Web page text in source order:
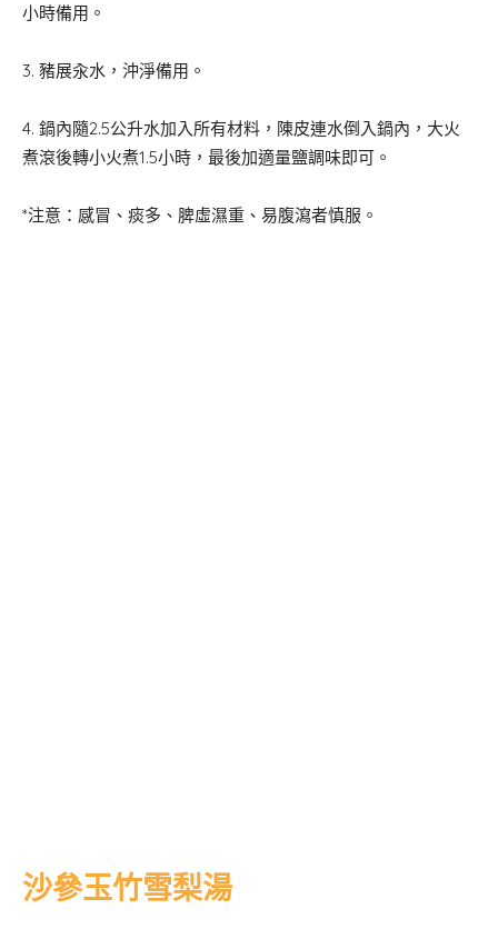
小時備用。
3. 豬展汆水，沖淨備用。
4. 鍋內隨2.5公升水加入所有材料，陳皮連水倒入鍋內，大火
煮滾後轉小火煮1.5小時，最後加適量鹽調味即可。
*注意：感冒、痰多、脾虛濕重、易腹瀉者慎服。
沙參玉竹雪梨湯